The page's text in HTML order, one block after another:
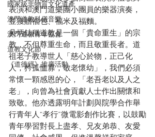
國家級非物質文化遺產
澳門道教科儀音樂
澳門道教青年協會
道教文化節
《道德經》推廣活動
表演和澳門道樂團小團員的樂器演奏，
並獲贈福包、福米及福麵。
吳炳鋕稱道教是一個「貴命重生」的宗
教，不但尊重生命，而且敬重長者。道
祖老子教導世人「慈心於物，正己化
人，矜孤恤寡，敬老懷幼」，我們必須
常懷一顆感恩的心，「老吾老以及人之
老」，向曾為社會貢獻人士作出關懷和
致敬。他亦透露明年計劃與院學合作舉
行青年人“孝行”微電影創作比賽，以鼓勵
青年學習對長上盡孝、兄友弟恭、友愛